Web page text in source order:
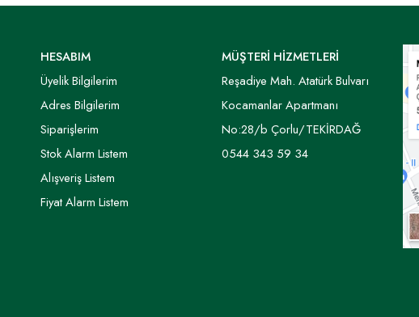
HESABIM
Üyelik Bilgilerim
Adres Bilgilerim
Siparişlerim
Stok Alarm Listem
Alışveriş Listem
Fiyat Alarm Listem
MÜŞTERİ HİZMETLERİ
Reşadiye Mah. Atatürk Bulvarı
Kocamanlar Apartmanı
No:28/b Çorlu/TEKİRDAĞ
0544 343 59 34